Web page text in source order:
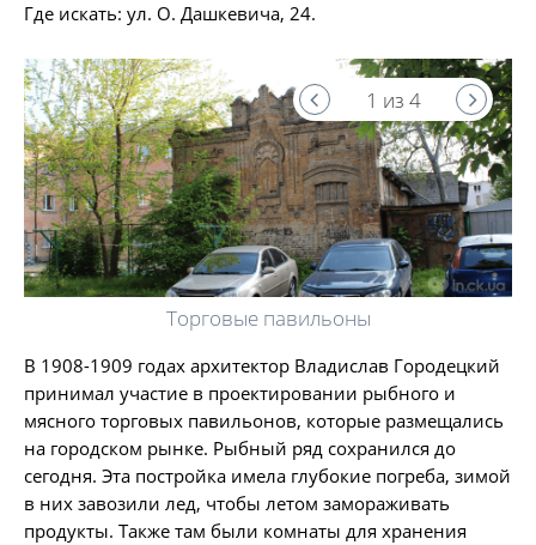
Где искать: ул. О. Дашкевича, 24.
Торговые павильоны
1 из 4
В 1908-1909 годах архитектор Владислав Городецкий
принимал участие в проектировании рыбного и
мясного торговых павильонов, которые размещались
на городском рынке. Рыбный ряд сохранился до
сегодня. Эта постройка имела глубокие погреба, зимой
в них завозили лед, чтобы летом замораживать
продукты. Также там были комнаты для хранения